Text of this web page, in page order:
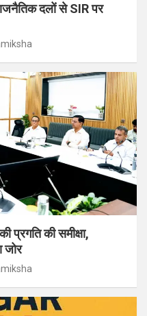
दलों से SIR पर
प्रगति की समीक्षा,
जोर